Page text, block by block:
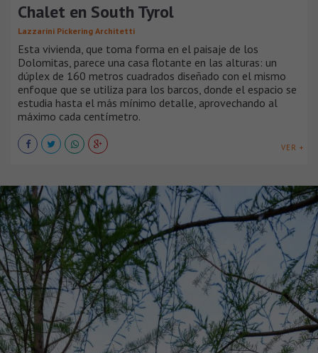
Chalet en South Tyrol
Lazzarini Pickering Architetti
Esta vivienda, que toma forma en el paisaje de los
Dolomitas, parece una casa flotante en las alturas: un
dúplex de 160 metros cuadrados diseñado con el mismo
enfoque que se utiliza para los barcos, donde el espacio se
estudia hasta el más mínimo detalle, aprovechando al
máximo cada centímetro.
VER +